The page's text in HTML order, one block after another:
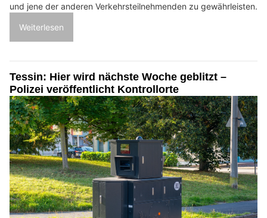
und jene der anderen Verkehrsteilnehmenden zu gewährleisten.
Weiterlesen
Tessin: Hier wird nächste Woche geblitzt –
Polizei veröffentlicht Kontrollorte